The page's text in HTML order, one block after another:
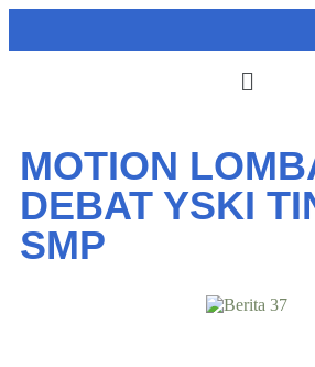
MOTION
DEBAT YSKI
SMP